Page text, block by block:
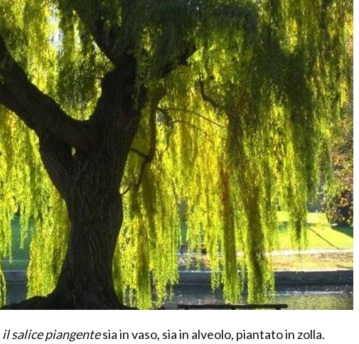
il salice piangentesia in vaso, sia in alveolo, piantato in zolla.